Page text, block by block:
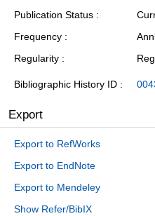
Publication Status
Frequency
Regularity
Bibliographic History ID
Export
Export to RefWorks
Export to EndNote
Export to Mendeley
Show Refer/BibIX